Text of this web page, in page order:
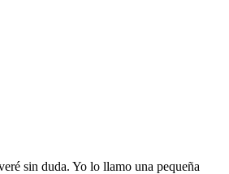
sin duda. Yo lo llamo una pequeña